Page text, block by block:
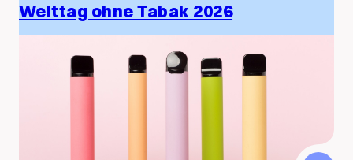
Welttag ohne Tabak 2026